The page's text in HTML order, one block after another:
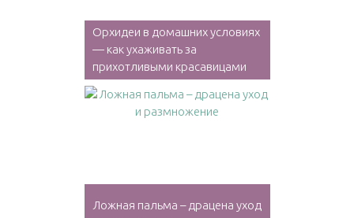
Орхидеи в домашних условиях
— как ухаживать за
прихотливыми красавицами
Ложная пальма – драцена уход